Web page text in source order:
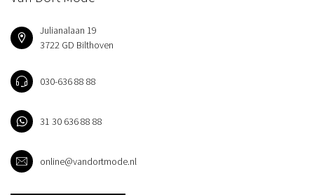
Julianalaan 19
3722 GD Bilthoven
030-636 88 88
31 30 636 88 88
online@vandortmode.nl